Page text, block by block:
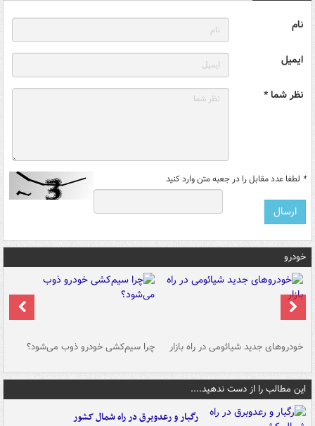
نام
ایمیل
نظر شما *
* لطفا عدد مقابل را در جعبه متن وارد کنید
خودرو
خودروهای جدید شیائومی در راه بازار چرا سیم‌کشی خودرو ذوب می‌شود؟
این مطالب را از دست ندهید....
رگبار و رعدوبرق در راه شمال کشور